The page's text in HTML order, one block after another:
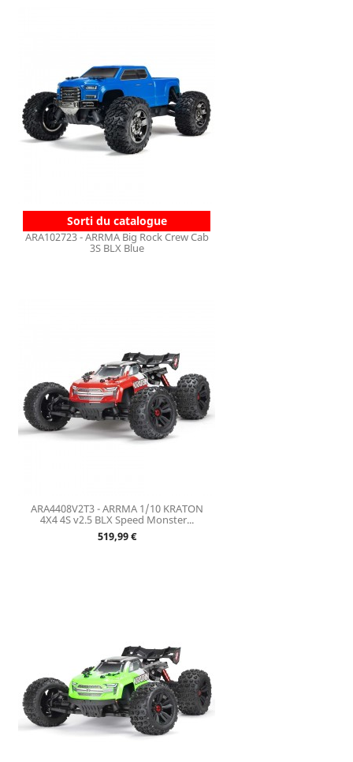
Sorti du catalogue
ARA102723 - ARRMA Big Rock Crew Cab
3S BLX Blue
ARA4408V2T3 - ARRMA 1/10 KRATON
4X4 4S v2.5 BLX Speed Monster...
Prix
519,99 €